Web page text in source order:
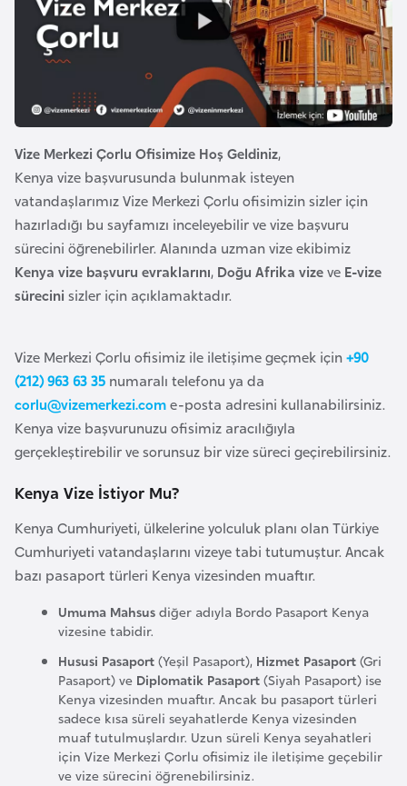
Vize Merkezi Çorlu Ofisimize Hoş Geldiniz,
Kenya vize başvurusunda bulunmak isteyen
vatandaşlarımız Vize Merkezi Çorlu ofisimizin sizler için
hazırladığı bu sayfamızı inceleyebilir ve vize başvuru
sürecini öğrenebilirler. Alanında uzman vize ekibimiz
Kenya vize başvuru evraklarını, Doğu Afrika vizeve E-vize
sürecini sizler için açıklamaktadır.
Vize Merkezi Çorlu ofisimiz ile iletişime geçmek için+90
(212) 963 63 35 numaralı telefonu ya da
corlu@vizemerkezi.come-posta adresini kullanabilirsiniz.
Kenya vize başvurunuzu ofisimiz aracılığıyla
gerçekleştirebilir ve sorunsuz bir vize süreci geçirebilirsiniz.
Kenya Vize İstiyor Mu?
Kenya Cumhuriyeti, ülkelerine yolculuk planı olan Türkiye
Cumhuriyeti vatandaşlarını vizeye tabi tutumuştur. Ancak
bazı pasaport türleri Kenya vizesinden muaftır.
Umuma Mahsusdiğer adıyla Bordo Pasaport Kenya
vizesine tabidir.
Hususi Pasaport(Yeşil Pasaport), Hizmet Pasaport(Gri
Pasaport) ve Diplomatik Pasaport(Siyah Pasaport) ise
Kenya vizesinden muaftır. Ancak bu pasaport türleri
sadece kısa süreli seyahatlerde Kenya vizesinden
muaf tutulmuşlardır. Uzun süreli Kenya seyahatleri
için Vize Merkezi Çorlu ofisimiz ile iletişime geçebilir
ve vize sürecini öğrenebilirsiniz.
a
e
r
b
a
y
c
a
n
a
h
r
e
y
B
a
n